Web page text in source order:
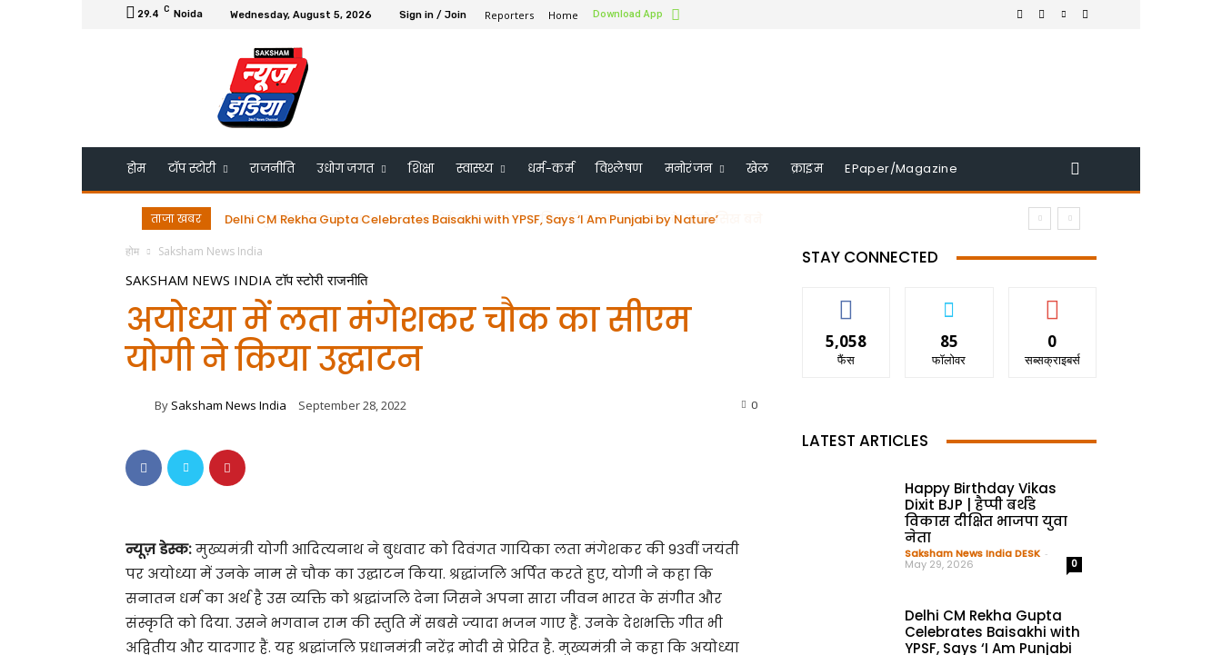
29.4 C Noida Wednesday, August 5, 2026 Sign in / Join Reporters Home Download App
होम टॉप स्टोरी राजनीति उधोग जगत शिक्षा स्वास्थ्य धर्म-कर्म विश्लेषण मनोरंजन खेल क्राइम EPaper/Magazine
ताजा खबर Delhi CM Rekha Gupta Celebrates Baisakhi with YPSF, Says ‘I Am Punjabi by Nature’
डॉ. गुरमीत सिंह को ESRDS-फ्रांस के बोर्ड ऑफ ट्रस्टी में शामिल किया गया – भारत के पहले सिख बने
होम Saksham News India
SAKSHAM NEWS INDIA टॉप स्टोरी राजनीति
अयोध्या में लता मंगेशकर चौक का सीएम
योगी ने किया उद्घाटन
By Saksham News India September 28, 2022 0
न्यूज़ डेस्क:मुख्यमंत्री योगी आदित्यनाथ ने बुधवार को दिवंगत गायिका लता मंगेशकर की 93वीं जयंती
पर अयोध्या में उनके नाम से चौक का उद्घाटन किया. श्रद्धांजलि अर्पित करते हुए, योगी ने कहा कि
सनातन धर्म का अर्थ है उस व्यक्ति को श्रद्धांजलि देना जिसने अपना सारा जीवन भारत के संगीत और
संस्कृति को दिया. उसने भगवान राम की स्तुति में सबसे ज्यादा भजन गाए हैं. उनके देशभक्ति गीत भी
अद्वितीय और यादगार हैं. यह श्रद्धांजलि प्रधानमंत्री नरेंद्र मोदी से प्रेरित है. मुख्यमंत्री ने कहा कि अयोध्या
STAY CONNECTED
5,058
फैंस
85
फॉलोवर
0
सब्सक्राइबर्स
LATEST ARTICLES
Happy Birthday Vikas
Dixit BJP | हैप्पी बर्थडे
विकास दीक्षित भाजपा युवा
नेता
Saksham News India DESK -
May 29, 2026 0
Delhi CM Rekha Gupta
Celebrates Baisakhi with
YPSF, Says ‘I Am Punjabi